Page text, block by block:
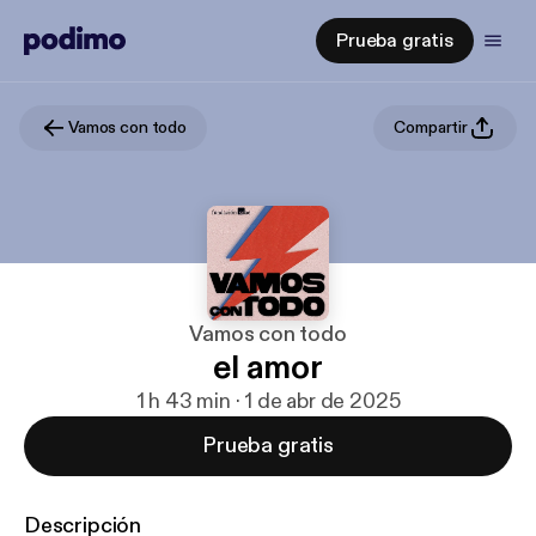
Prueba gratis
Vamos con todo Compartir
Vamos con todo
el amor
1 h 43 min · 1 de abr de 2025
Prueba gratis
Descripción